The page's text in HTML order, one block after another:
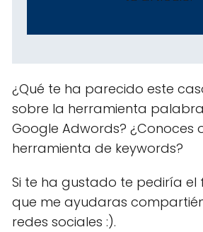
¿Qué te ha parecido este
sobre la herramienta
Google Adwords? ¿Conoces
herramienta de keywords?
Si te ha gustado te pediría el
que me ayudaras
redes sociales :).